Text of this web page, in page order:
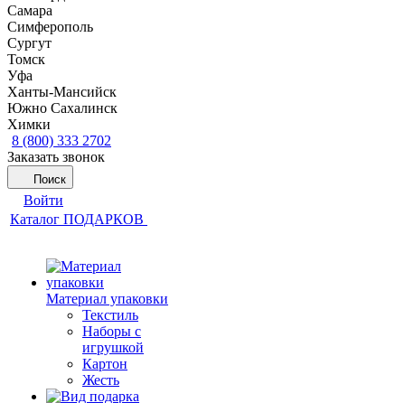
Самара
Симферополь
Сургут
Томск
Уфа
Ханты-Мансийск
Южно Сахалинск
Химки
8 (800) 333 2702
Заказать звонок
Поиск
Войти
Каталог ПОДАРКОВ
Материал упаковки
Текстиль
Наборы с
игрушкой
Картон
Жесть